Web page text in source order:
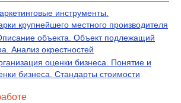
инструменты.
крупнейшего местного производителя
объекта. Объект подлежащий
Анализ окрестностей
оценки бизнеса. Понятие и
бизнеса. Стандарты стоимости